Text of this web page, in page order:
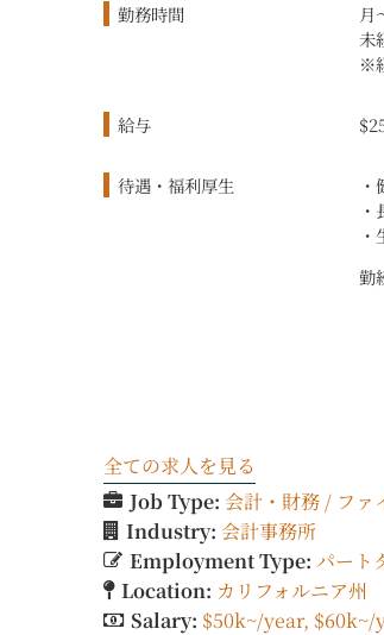
勤務時間
月
未
※
給与
待遇・福利厚生
勤
全ての求人を見る
Job Type: 会計・財務 / ファ
Industry: 会計事務所
Employment Type: パート
Location: カリフォルニア州
Salary: $50k~/year $60k~/